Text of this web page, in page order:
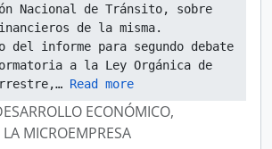
Nacional de Tránsito, sobre
de la misma.
del informe para segundo debate
a la Ley Orgánica de
… Read more
ECONÓMICO,
MICROEMPRESA